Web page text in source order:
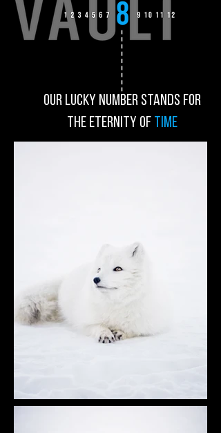
our lucky number stands for
the eternity of time